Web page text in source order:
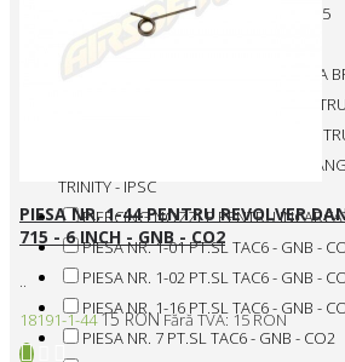
KIT PENTRU MENTENANTA - DW715
LIP PT. DAN WESSON VALOR
MANSON METALIC PENTRU PERSA
MECANISM COMPLET TEAVA
O-RING VALVA DE EVACUARE
PARGHIE DE ARMARE PARTEA
TRINITY - IPSC
PIERCING NOZZLE PENTRU
PIESA NR. 1-01 PT.SL TAC6 - GNB -
PIESA NR. 1-02 PT.SL TAC6 - GNB -
PIESA NR. 1-16 PT.SL TAC6 - GNB -
PIESA NR. 7 PT.SL TAC6 - GNB - CO2
PIESA NR. 1-44 PENTRU REVOLVER
715 - 6 INCH - GNB - CO2
18191-1-4415 RON Fără TVA: 15 RON